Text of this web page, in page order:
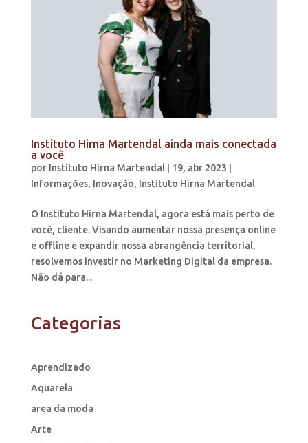
Instituto Hirna Martendal ainda mais conectada
a você
por Instituto Hirna Martendal| 19, abr 2023
Informações, Inovação, Instituto Hirna Martendal
O Instituto Hirna Martendal, agora está mais perto de
você, cliente. Visando aumentar nossa presença online
e offline e expandir nossa abrangência territorial,
resolvemos investir no Marketing Digital da empresa.
Não dá para...
Categorias
Aprendizado
Aquarela
area da moda
Arte